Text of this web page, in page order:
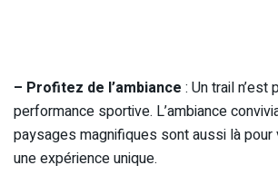
– Profitez de l’ambiance : Un trail n’est
performance sportive. L’ambiance
paysages magnifiques sont aussi là
une expérience unique.